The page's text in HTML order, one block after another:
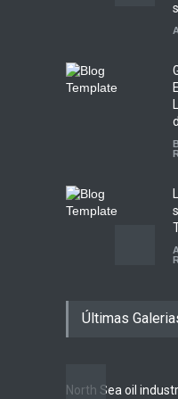
Últimas
North Sea oil